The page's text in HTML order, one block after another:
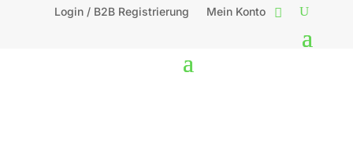
Login / B2B Registrierung Mein Konto